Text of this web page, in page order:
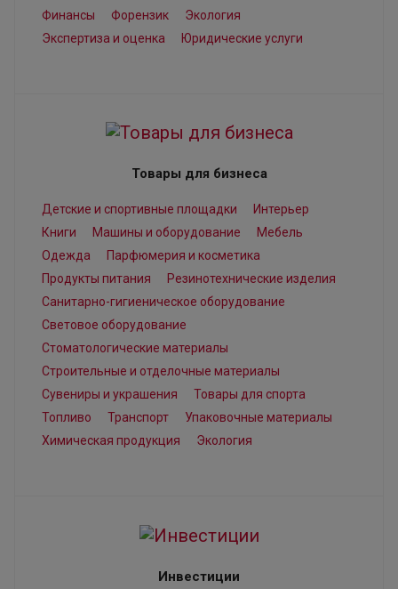
Финансы
Форензик
Экология
Экспертиза и оценка
Юридические услуги
Товары для бизнеса
Детские и спортивные площадки
Интерьер
Книги
Машины и оборудование
Мебель
Одежда
Парфюмерия и косметика
Продукты питания
Резинотехнические изделия
Санитарно-гигиеническое оборудование
Световое оборудование
Стоматологические материалы
Строительные и отделочные материалы
Сувениры и украшения
Товары для спорта
Топливо
Транспорт
Упаковочные материалы
Химическая продукция
Экология
Инвестиции